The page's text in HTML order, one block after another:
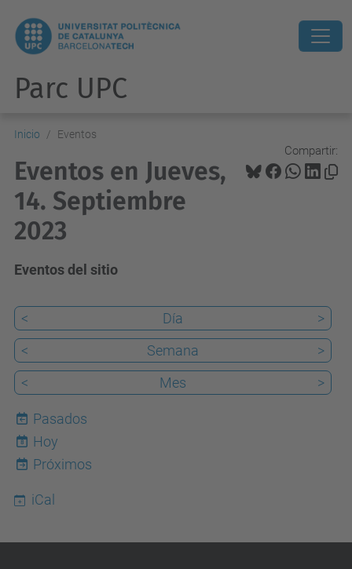
Parc UPC
Inicio Eventos
Compartir:
Eventos en Jueves,
14. Septiembre
2023
Eventos del sitio
< Día
>
<
Semana
>
<
Mes >
Pasados
8
Hoy
Próximos
iCal